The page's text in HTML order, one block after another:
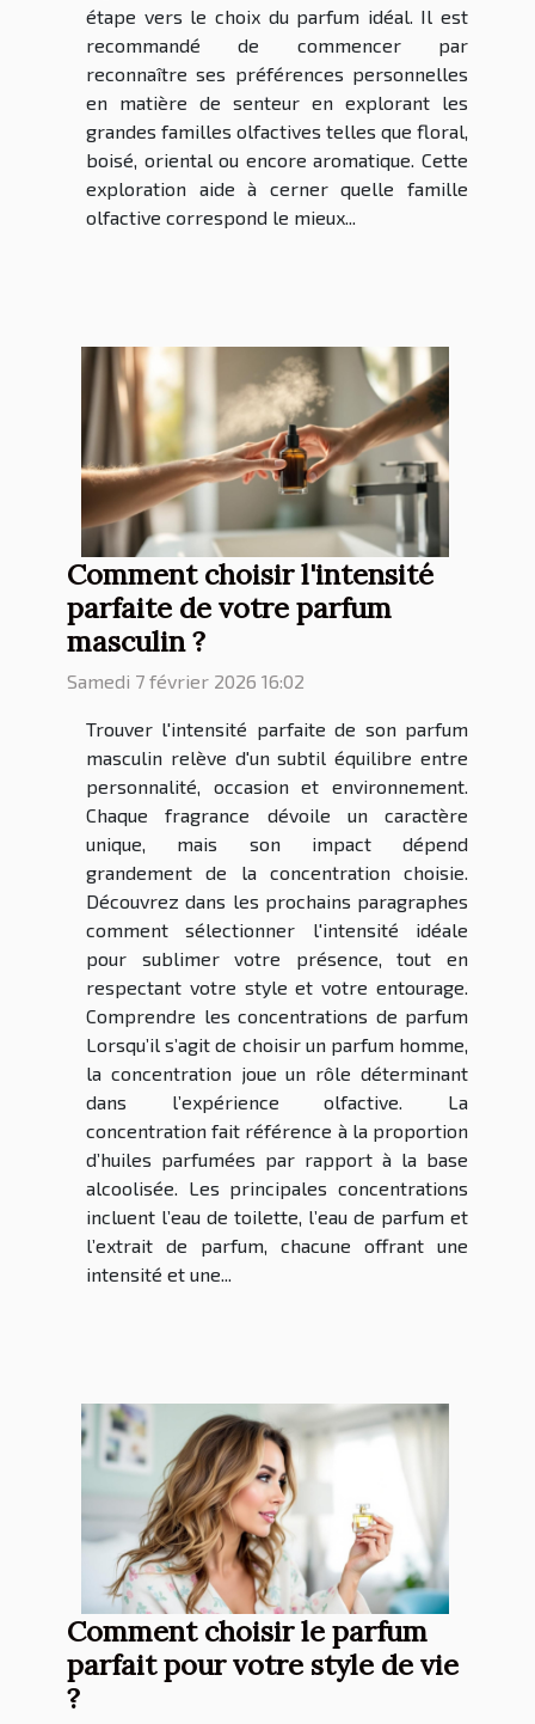
étape vers le choix du parfum idéal. Il est
recommandé de commencer par
reconnaître ses préférences personnelles
en matière de senteur en explorant les
grandes familles olfactives telles que floral,
boisé, oriental ou encore aromatique. Cette
exploration aide à cerner quelle famille
olfactive correspond le mieux...
Comment choisir l'intensité
parfaite de votre parfum
masculin ?
Samedi 7 février 2026 16:02
Trouver l'intensité parfaite de son parfum
masculin relève d'un subtil équilibre entre
personnalité, occasion et environnement.
Chaque fragrance dévoile un caractère
unique, mais son impact dépend
grandement de la concentration choisie.
Découvrez dans les prochains paragraphes
comment sélectionner l'intensité idéale
pour sublimer votre présence, tout en
respectant votre style et votre entourage.
Comprendre les concentrations de parfum
Lorsqu’il s’agit de choisir un parfum homme,
la concentration joue un rôle déterminant
dans l’expérience olfactive. La
concentration fait référence à la proportion
d’huiles parfumées par rapport à la base
alcoolisée. Les principales concentrations
incluent l’eau de toilette, l’eau de parfum et
l’extrait de parfum, chacune offrant une
intensité et une...
Comment choisir le parfum
parfait pour votre style de vie
?